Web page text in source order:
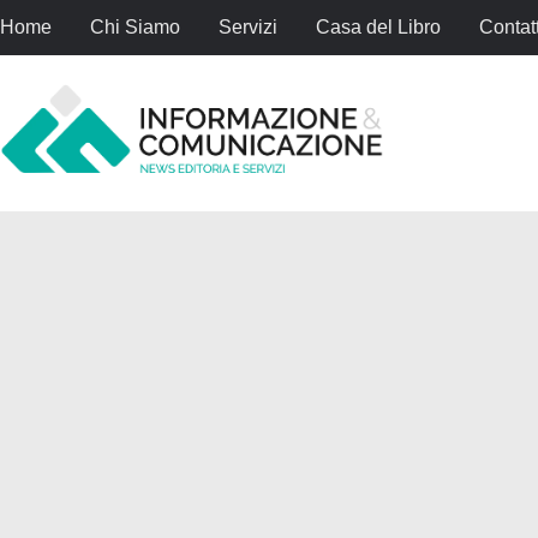
Home Chi Siamo Servizi Casa del Libro